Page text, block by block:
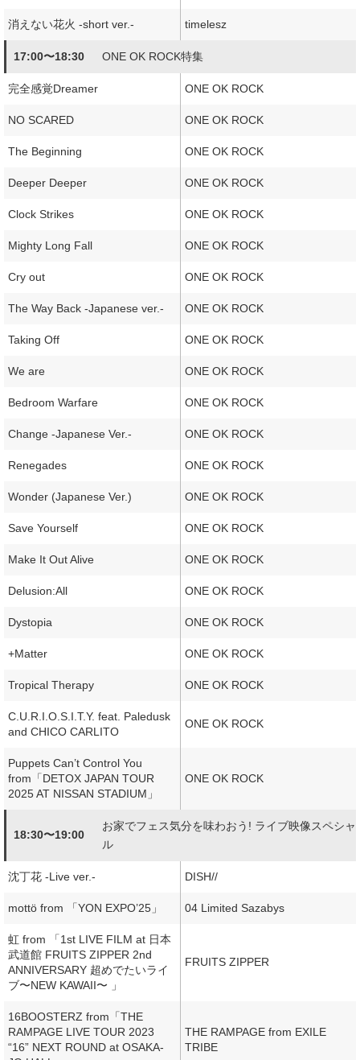
消えない花火 -short ver.- timelesz
17:00〜18:30 ONE OK ROCK特集
完全感覚Dreamer ONE OK ROCK
NO SCARED ONE OK ROCK
The Beginning ONE OK ROCK
Deeper Deeper ONE OK ROCK
Clock Strikes ONE OK ROCK
Mighty Long Fall ONE OK ROCK
Cry out ONE OK ROCK
The Way Back -Japanese ver.- ONE OK ROCK
Taking Off ONE OK ROCK
We are ONE OK ROCK
Bedroom Warfare ONE OK ROCK
Change -Japanese Ver.- ONE OK ROCK
Renegades ONE OK ROCK
Wonder (Japanese Ver.) ONE OK ROCK
Save Yourself ONE OK ROCK
Make It Out Alive ONE OK ROCK
Delusion:All ONE OK ROCK
Dystopia ONE OK ROCK
+Matter ONE OK ROCK
Tropical Therapy ONE OK ROCK
C.U.R.I.O.S.I.T.Y. feat. Paledusk
and CHICO CARLITO
ONE OK ROCK
Puppets Can’t Control You
from「DETOX JAPAN TOUR
2025 AT NISSAN STADIUM」
ONE OK ROCK
18:30〜19:00
お家でフェス気分を味わおう! ライブ映像スペシャ
ル
沈丁花 -Live ver.- DISH//
mottö from 「YON EXPO’25」 04 Limited Sazabys
虹 from 「1st LIVE FILM at 日本
武道館 FRUITS ZIPPER 2nd
ANNIVERSARY 超めでたいライ
ブ〜NEW KAWAII〜 」
FRUITS ZIPPER
16BOOSTERZ from「THE
RAMPAGE LIVE TOUR 2023
“16” NEXT ROUND at OSAKA-
THE RAMPAGE from EXILE
TRIBE